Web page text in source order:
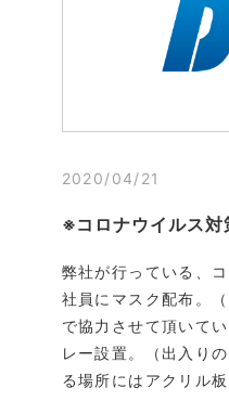
2020/04/21
※コロナウイルス
弊社が行っている、
社員にマスク配布。
で協力させて頂いて
レー設置。（出入り
る場所にはアクリル